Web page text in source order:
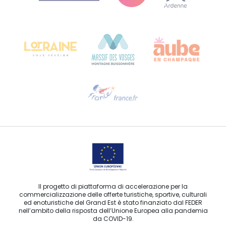
Bureau de Colmar (sede operativa)
Contattaci per e-mail
Il progetto di piattaforma di accelerazione per la
commercializzazione delle offerte turistiche, sportive, culturali
ed enoturistiche del Grand Est è stato finanziato dal FEDER
nell’ambito della risposta dell’Unione Europea alla pandemia
da COVID-19.